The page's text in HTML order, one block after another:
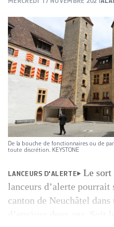
De la bouche de fonctionnaires ou de
toute discrétion. KEYSTONE
LANCEURS D'ALERTE
Le sort
lanceurs d’alerte pourrait
canton de Neuchâtel